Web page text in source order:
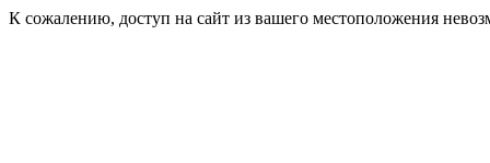
К сожалению, доступ на сайт из вашего местоположения